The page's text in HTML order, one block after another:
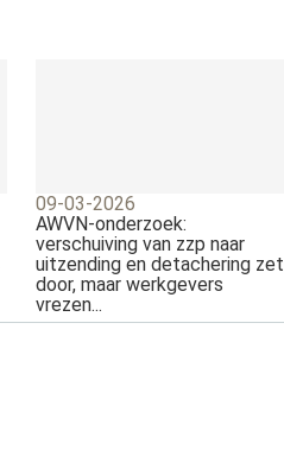
09-03-2026
AWVN-onderzoek:
verschuiving van zzp naar
uitzending en detachering zet
door, maar werkgevers
vrezen...